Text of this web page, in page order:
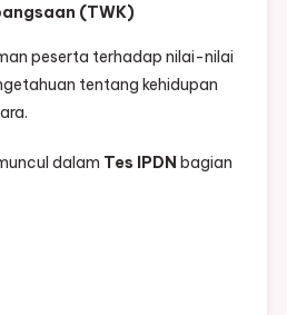
(TWK)
peserta terhadap nilai-nilai
tentang kehidupan
dalam Tes IPDN bagian